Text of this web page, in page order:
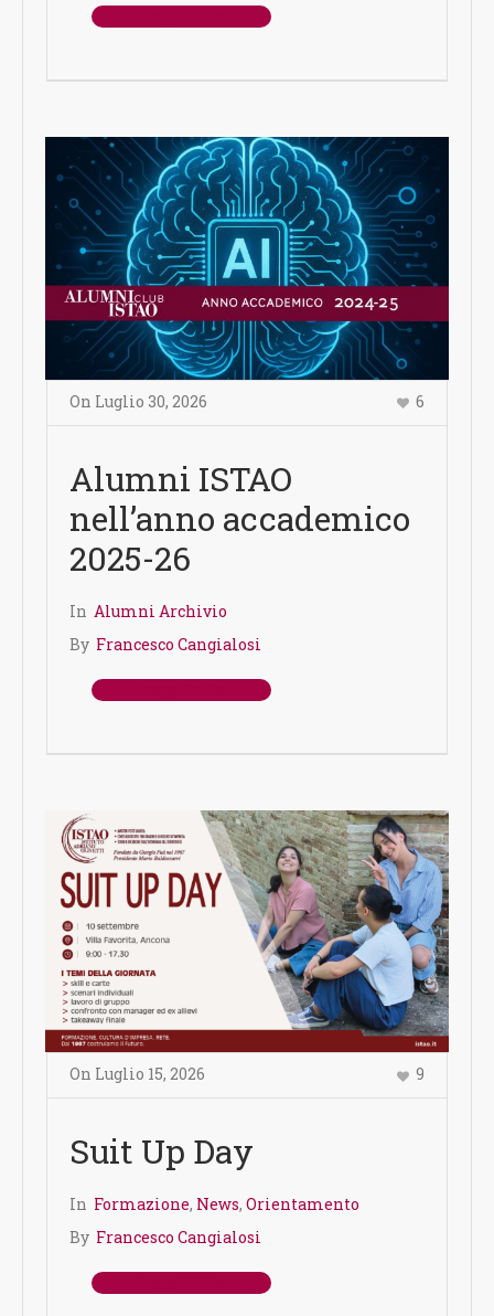
On Luglio 30, 2026 6
Alumni ISTAO
nell’anno accademico
2025-26
In Alumni Archivio
By Francesco Cangialosi
On Luglio 15, 2026 9
Suit Up Day
In Formazione, News, Orientamento
By Francesco Cangialosi